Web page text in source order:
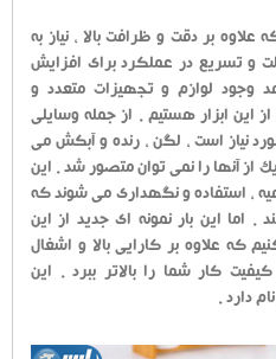
بر دقت و ظرافت بالا ، نیاز به
و تسریع در عملکرد برای افزایش
وجود لوازم و تجهیزات متعدد و
این ابزار هستیم . از جمله وسایلی
نیاز است ، لگن ، رنده و آبکش می
از آنها را نمی توان متصور شد . این
، استفاده و نگهداری می شوند که
اما این بار نمونه ای جدید از این
که علاوه بر کارایی بالا و اشغال
کار شما را بالاتر ببرد . این
دارد .